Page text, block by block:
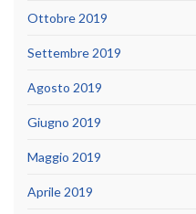
Ottobre 2019
Settembre 2019
Agosto 2019
Giugno 2019
Maggio 2019
Aprile 2019